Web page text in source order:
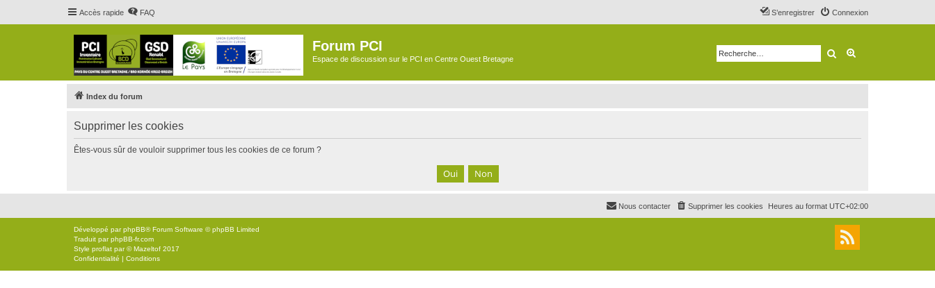
Accès rapide FAQ Connexion
S’enregistrer
Forum PCI
Espace de discussion sur le PCI en Centre Ouest Bretagne Rechercher
Index du forum
Supprimer les cookies
Êtes-vous sûr de vouloir supprimer tous les cookies de ce forum ?
Heures au format UTC+02:00
Supprimer les cookies
Nous contacter
Développé parphpBB® Forum Software © phpBB Limited
Traduit parphpBB-fr.com
Style proflat par ©Mazeltof 2017
Confidentialité | Conditions